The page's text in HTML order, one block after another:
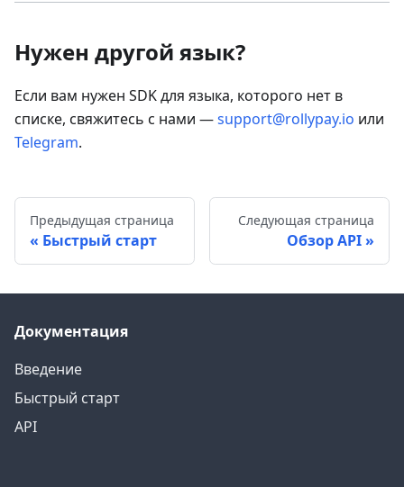
Нужен другой язык?
Если вам нужен SDK для языка, которого нет в
списке, свяжитесь с нами —support@rollypay.io или
Telegram.
Предыдущая страница
Быстрый старт
Следующая страница
Обзор API
Документация
Введение
Быстрый старт
API